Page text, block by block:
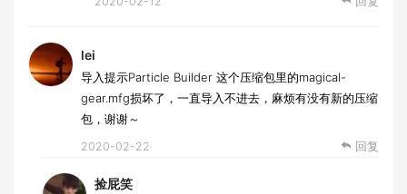
lei
导入提示Particle Builder 这个压缩包里的magical-
gear.mfg损坏了，一直导入不进去，麻烦有没有新的压缩
包，谢谢～
2020-02-22 回复
捡屁笑